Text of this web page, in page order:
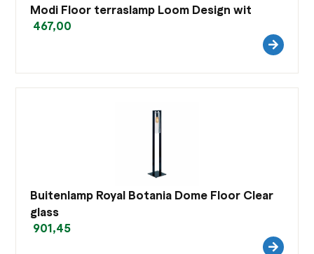
Modi Floor terraslamp Loom Design wit
467,00
Buitenlamp Royal Botania Dome Floor Clear
glass
901,45